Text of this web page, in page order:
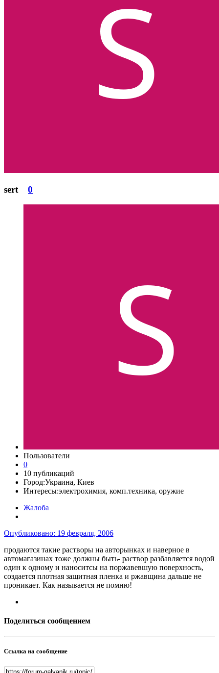
sert 0
Пользователи
0
10 публикаций
Город:Украина, Киев
Интересы:электрохимия, комп.техника, оружие
Жалоба
Опубликовано: 19 февраля, 2006
продаются такие растворы на авторынках и наверное в
автомагазинах тоже должны быть- раствор разбавляется водой
один к одному и наноситсы на поржавевшую поверхность,
создается плотная защитная пленка и ржавщина дальше не
проникает. Как называется не помню!
Поделиться сообщением
Ссылка на сообщение